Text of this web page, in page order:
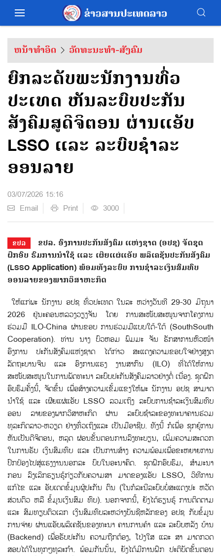
ຫນ້າທຳອິດ ວັດທະນະທຳ-ສັງຄົມ
ຍົກລະດັບພະນັກງານທົ່ວ
ປະເທດ ຫັນລະບົບປະກັນ
ສັງຄົມສູດີຈິຕອນ ຜ່ານແອັບ
LSSO ແລະ ລະບົບຊຳລະ
ອອນລາຍ
03/07/2026 15:16
Email
Print 3000
ຂປລ
ຂປລ. ອົງການປະກັນສັງຄົມ ແຫ່ງຊາດ (ອປຊ) ຈັດຊຸດ
ຝຶກອົບ ຮົມການນຳໃຊ້ ແລະ ເຜີຍແຜ່ແອັບ ພລິເຄຊັນປະກັນສັງຄົມ
(LSSO Application) ພ້ອມທັງລະບົບ ການຊໍາລະເງິນສົມທົບ
ອອນລາຍຂອງພາກວິສາຫະກິດ
ໃຫ້ແກ່ພະ ນັກງານ ອປຊ ທົ່ວປະເທດ ໃນລະ ຫວ່າງວັນທີ 29-30 ມິຖຸນາ
2026 ຢູ່ນະຄອນຫລວງວຽງຈັນ ໂດຍ ການສະໜັບສະໜູນຈາກໂຄງການ
ຮ່ວມມື ILO-China ຜ່ານຂອບ ການຮ່ວມມືແບບໃຕ້-ໃຕ້ (SouthSouth
Cooperation). ທ່ານ ນາງ ບົວຫອມ ພົມມະ ຈັນ ຮັກສາການຫົວໜ້າ
ອົງການ ປະກັນສັງຄົມແຫ່ງຊາດ ໄດ້ກ່າວ ສະແດງຄວາມຂອບໃຈຢ່າງສູງຕ
ລັດຖະບານຈີນ ແລະ ອົງການແຮງ ງານສາກົນ (ILO) ທີ່ໄດ້ໃຫ້ການ
ສະໜັບສະໜູນໃນການພັດທະນາ ລະບົບປະກັນສັງຄົມລາວຢ່າງຕໍ່ ເນື່ອງ. ຊຸດຝຶກ
ອົບຮົມຄັ້ງນີ້, ຈັດຂຶ້ນ ເພື່ອສ້າງຄວາມເຂັ້ມແຂງໃຫ້ພະ ນັກງານ ອປຊ ສາມາດ
ນໍາໃຊ້ ແລະ ເຜີຍແຜ່ແອັບ LSSO ລວມເຖິງ ລະບົບການຊໍາລະເງິນສົມທົບ
ອອນ ລາຍຂອງພາກວິສາຫະກິດ ຜ່ານ ລະບົບຊໍາລະຂອງທະນາຄານຮ່ວມ
ທຸລະກິດລາວ-ຫວຽດ ຢ່າງທົ່ວເຖິງແລະ ເປັນມືອາຊີບ. ທັງນີ້ ກໍເພື່ອ ຊຸກຍູ້ການ
ຫັນເປັນດີຈິຕອນ, ຫລຸດ ຜ່ອນຂັ້ນຕອນການລົງທະບຽນ, ເພີ່ມຄວາມສະດວກ
ໃນການຮັບ ເງິນສົມທົບ ແລະ ເປັນການສ້າງ ຄວາມພ້ອມເພື່ອຂະຫຍາຍການ
ປົກປ້ອງໄປສູ່ແຮງງານນອກລະ ບົບໃນອະນາຄົດ. ຊຸດຝຶກອົບຮົມ, ສຳມະນາ
ກອນ ລົງເລິກຮຽນຮູ້ກ່ຽວກັບຄວາມສາ ມາດຂອງແອັບ LSSO, ວິທີການ
ແກ້ໄຂ ແລະ ອັບເດດຂໍ້ມູນຜູ້ປະກັນ ຕົນ (ໃນກໍລະນີລະບົບບໍ່ສະແດງປະ ຫວັດ
ສ່ວນຕົວ ຫລື ຂໍ້ມູນເງິນສົມ ທົບ). ນອກຈາກນີ້, ຍັງໄດ້ຮຽນຮູ້ ການຕິດຕາມ
ແລະ ສົມທຽບຕົວເລກ ເງິນສົມທົບລະຫວ່າງບັນຊີຫລັກຂອງ ອປຊ ກັບຂໍ້ມູນ
ການຈ່າຍ ຜ່ານແອັບພລິເຄຊັນຂອງທະນາ ຄານການຄ້າ ແລະ ລະບົບຫລັງ ບ້ານ
(Backend) ເພື່ອຮັບປະກັນ ຄວາມຖືກຕ້ອງ, ໂປ່ງໃສ ແລະ ສາ ມາດກວດ
ສອບໄດ້ໃນທຸກໆທຸລະກຳ. ພ້ອມກັນນັ້ນ, ຍັງໄດ້ມີການຝຶກ ປະຕິບັດຂັ້ນຕອນ